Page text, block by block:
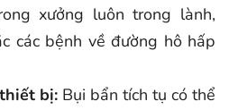
xưởng luôn trong lành,
các bệnh về đường hô hấp
bị: Bụi bẩn tích tụ có thể